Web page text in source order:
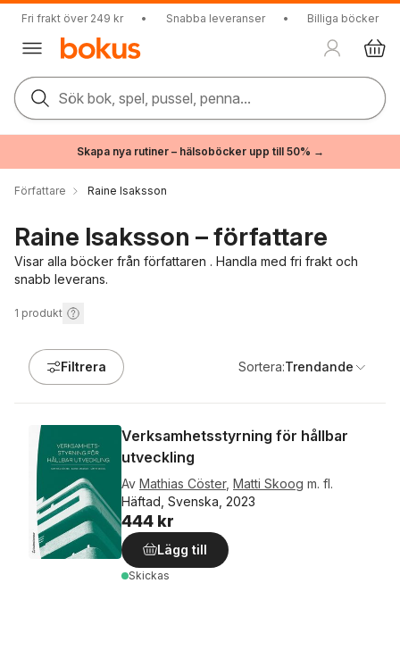
Fri frakt över 249 kr • Snabba leveranser • Billiga böcker
Sök bok, spel, pussel, penna...
Skapa nya rutiner – hälsoböcker upp till 50% →
Författare Raine Isaksson
Raine Isaksson – författare
Visar alla böcker från författaren . Handla med fri frakt och
snabb leverans.
1 produkt
Filtrera Sortera:Trendande
Verksamhetsstyrning för hållbar
utveckling
Av Mathias Cöster, Matti Skoog m. fl.
Häftad, Svenska, 2023
444 kr
Lägg till
Skickas